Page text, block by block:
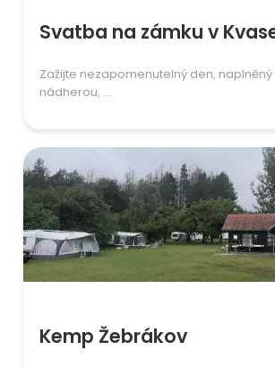
Svatba na zámku v
Zažijte nezapomenutelný den,
nádherou, ...
Kemp Žebrákov